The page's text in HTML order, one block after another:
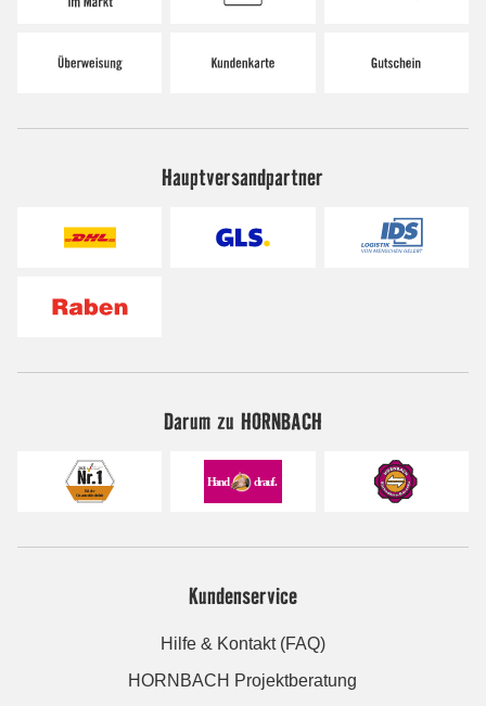
Hauptversandpartner
Darum zu HORNBACH
Kundenservice
Hilfe & Kontakt (FAQ)
HORNBACH Projektberatung